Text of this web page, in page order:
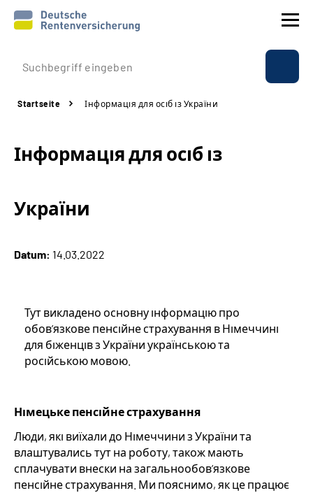
Prävention
Rente
Online-Services
Suche
Inhalte in Gebärdensprache (DGS)
Leichte Sprache
Startseite Інформація для осіб із України
Інформація для осіб із
України
Datum: 14.03.2022
Тут викладено основну інформацію про
обов’язкове пенсійне страхування в Німеччині
для біженців з України українською та
російською мовою.
Німецьке пенсійне страхування
Люди, які виїхали до Німеччини з України та
влаштувались тут на роботу, також мають
сплачувати внески на загальнообов’язкове
пенсійне страхування. Ми пояснимо, як це працює